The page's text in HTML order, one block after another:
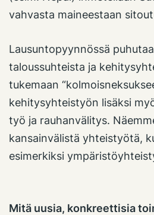
vahvasta maineestaan
Lausuntopyynnössä
taloussuhteista ja
tukemaan
kehitysyhteistyön lisäksi
työ ja rauhanvälitys.
kansainvälistä yhteistyötä,
esimerkiksi
Mitä uusia, konkreettisia